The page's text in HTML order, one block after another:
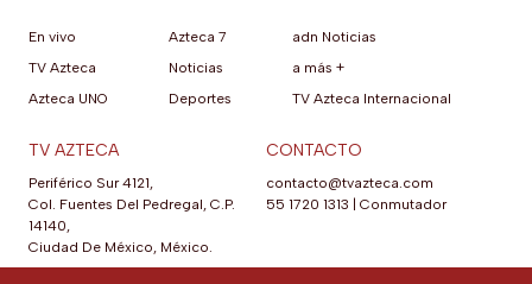
En vivo
TV Azteca
Azteca UNO
Azteca 7
Noticias
Deportes
adn Noticias
a más +
TV Azteca Internacional
TV AZTECA
Periférico Sur 4121,
Col. Fuentes Del Pedregal, C.P.
14140,
Ciudad De México, México.
CONTACTO
contacto@tvazteca.com
55 1720 1313
Conmutador